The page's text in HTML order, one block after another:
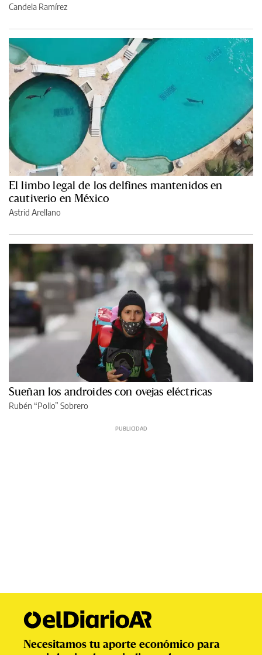
Candela Ramírez
El limbo legal de los delfines mantenidos en
cautiverio en México
Astrid Arellano
Sueñan los androides con ovejas eléctricas
Rubén “Pollo” Sobrero
Necesitamos tu aporte económico para